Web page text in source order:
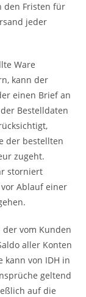
den Fristen für
jeder
Ware
kann der
einen Brief an
Bestelldaten
der bestellten
zugeht.
storniert
Ablauf einer
vom Kunden
aller Konten
kann von IDH in
geltend
auf die